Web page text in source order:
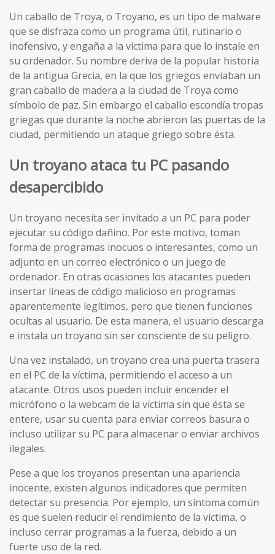
Un caballo de Troya, o Troyano, es un tipo de malware
que se disfraza como un programa útil, rutinario o
inofensivo, y engaña a la víctima para que lo instale en
su ordenador. Su nombre deriva de la popular historia
de la antigua Grecia, en la que los griegos enviaban un
gran caballo de madera a la ciudad de Troya como
símbolo de paz. Sin embargo el caballo escondía tropas
griegas que durante la noche abrieron las puertas de la
ciudad, permitiendo un ataque griego sobre ésta.
Un troyano ataca tu PC pasando
desapercibido
Un troyano necesita ser invitado a un PC para poder
ejecutar su código dañino. Por este motivo, toman
forma de programas inocuos o interesantes, como un
adjunto en un correo electrónico o un juego de
ordenador. En otras ocasiones los atacantes pueden
insertar líneas de código malicioso en programas
aparentemente legítimos, pero que tienen funciones
ocultas al usuario. De esta manera, el usuario descarga
e instala un troyano sin ser consciente de su peligro.
Una vez instalado, un troyano crea una puerta trasera
en el PC de la víctima, permitiendo el acceso a un
atacante. Otros usos pueden incluir encender el
micrófono o la webcam de la víctima sin que ésta se
entere, usar su cuenta para enviar correos basura o
incluso utilizar su PC para almacenar o enviar archivos
ilegales.
Pese a que los troyanos presentan una apariencia
inocente, existen algunos indicadores que permiten
detectar su presencia. Por ejemplo, un síntoma común
es que suelen reducir el rendimiento de la víctima, o
incluso cerrar programas a la fuerza, debido a un
fuerte uso de la red.